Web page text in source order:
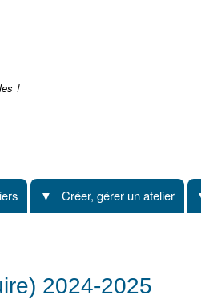
!
Créer, gérer un atelier
2024-2025